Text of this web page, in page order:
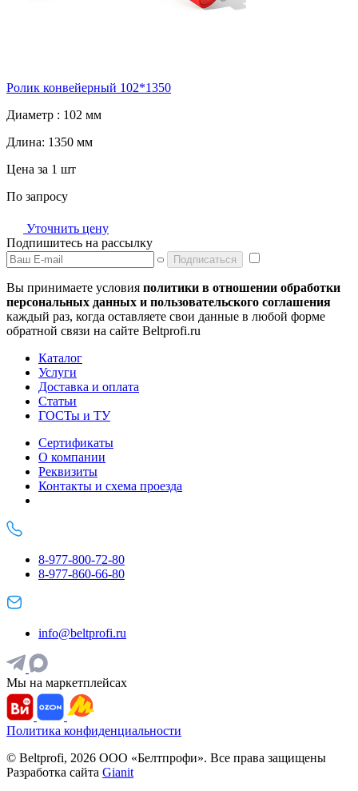
Ролик конвейерный 102*1350
Диаметр : 102 мм
Длина: 1350 мм
Цена за 1 шт
По запросу
Уточнить цену
Подпишитесь на рассылку
Подписаться
Вы принимаете условия политики в отношении обработки
персональных данных и пользовательского соглашения
каждый раз, когда оставляете свои данные в любой форме
обратной связи на сайте Beltprofi.ru
Каталог
Услуги
Доставка и оплата
Статьи
ГОСТы и ТУ
Сертификаты
О компании
Реквизиты
Контакты и схема проезда
8-977-800-72-80
8-977-860-66-80
info@beltprofi.ru
Мы на маркетплейсах
Политика конфиденциальности
© Beltprofi, 2026 ООО «Белтпрофи». Все права защищены
Разработка сайта Gianit